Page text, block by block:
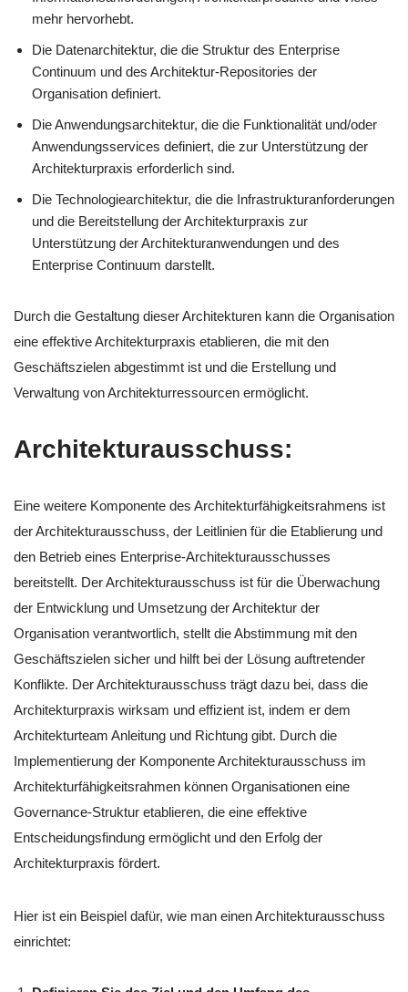
mehr hervorhebt.
Die Datenarchitektur, die die Struktur des Enterprise
Continuum und des Architektur-Repositories der
Organisation definiert.
Die Anwendungsarchitektur, die die Funktionalität und/oder
Anwendungsservices definiert, die zur Unterstützung der
Architekturpraxis erforderlich sind.
Die Technologiearchitektur, die die Infrastrukturanforderungen
und die Bereitstellung der Architekturpraxis zur
Unterstützung der Architekturanwendungen und des
Enterprise Continuum darstellt.
Durch die Gestaltung dieser Architekturen kann die Organisation
eine effektive Architekturpraxis etablieren, die mit den
Geschäftszielen abgestimmt ist und die Erstellung und
Verwaltung von Architekturressourcen ermöglicht.
Architekturausschuss:
Eine weitere Komponente des Architekturfähigkeitsrahmens ist
der Architekturausschuss, der Leitlinien für die Etablierung und
den Betrieb eines Enterprise-Architekturausschusses
bereitstellt. Der Architekturausschuss ist für die Überwachung
der Entwicklung und Umsetzung der Architektur der
Organisation verantwortlich, stellt die Abstimmung mit den
Geschäftszielen sicher und hilft bei der Lösung auftretender
Konflikte. Der Architekturausschuss trägt dazu bei, dass die
Architekturpraxis wirksam und effizient ist, indem er dem
Architekturteam Anleitung und Richtung gibt. Durch die
Implementierung der Komponente Architekturausschuss im
Architekturfähigkeitsrahmen können Organisationen eine
Governance-Struktur etablieren, die eine effektive
Entscheidungsfindung ermöglicht und den Erfolg der
Architekturpraxis fördert.
Hier ist ein Beispiel dafür, wie man einen Architekturausschuss
einrichtet: